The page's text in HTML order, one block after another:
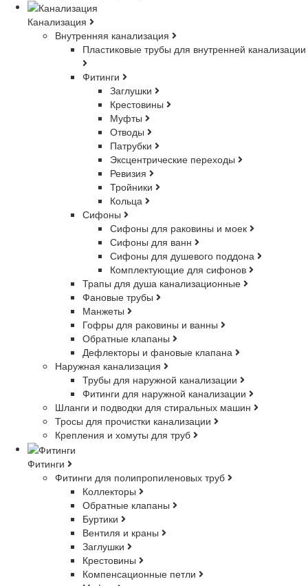
Канализация
Внутренняя канализация
Пластиковые трубы для внутренней канализации
Фитинги
Заглушки
Крестовины
Муфты
Отводы
Патрубки
Эксцентрические переходы
Ревизия
Тройники
Кольца
Сифоны
Сифоны для раковины и моек
Сифоны для ванн
Сифоны для душевого поддона
Комплектующие для сифонов
Трапы для душа канализационные
Фановые трубы
Манжеты
Гофры для раковины и ванны
Обратные клапаны
Дефлекторы и фановые клапана
Наружная канализация
Трубы для наружной канализации
Фитинги для наружной канализации
Шланги и подводки для стиральных машин
Тросы для прочистки канализации
Крепления и хомуты для труб
Фитинги
Фитинги для полипропиленовых труб
Коллекторы
Обратные клапаны
Буртики
Вентиля и краны
Заглушки
Крестовины
Компенсационные петли